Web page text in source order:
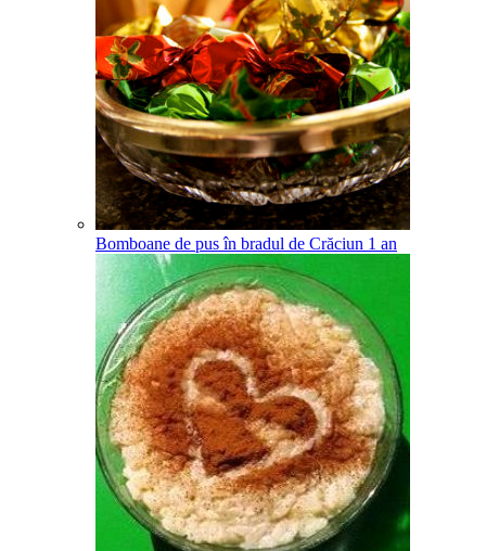
Bomboane de pus în bradul de Crăciun 1 an